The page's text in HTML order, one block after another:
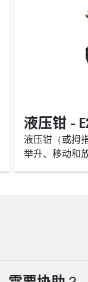
液压钳 -
液压钳（或拇
举升、移动和